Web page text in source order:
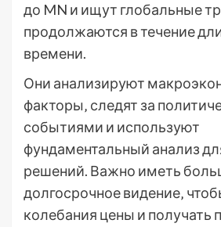
до MN и ищут глобальные
продолжаются в течение
времени.
Они анализируют
факторы‚ следят за
событиями и используют
фундаментальный анализ
решений. Важно иметь
долгосрочное видение‚
колебания цены и получать